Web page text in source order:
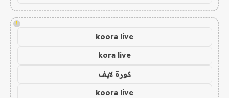
!
koora live
kora live
كورة لايف
koora live